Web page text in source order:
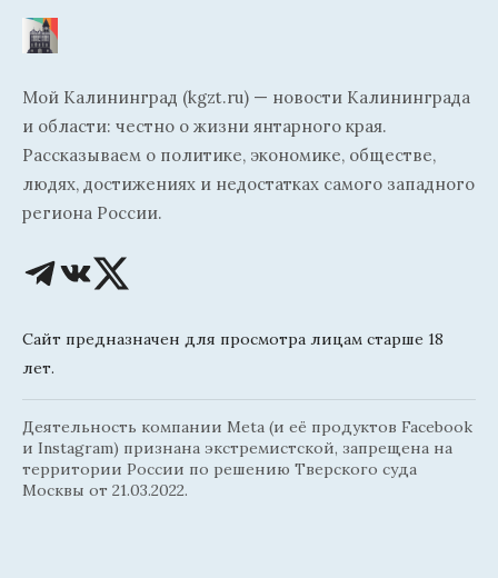
Мой Калининград (kgzt.ru) — новости Калининграда
и области: честно о жизни янтарного края.
Рассказываем о политике, экономике, обществе,
людях, достижениях и недостатках самого западного
региона России.
Сайт предназначен для просмотра лицам старше 18
лет.
Деятельность компании Meta (и её продуктов Facebook
и Instagram) признана экстремистской, запрещена на
территории России по решению Тверского суда
Москвы от 21.03.2022.